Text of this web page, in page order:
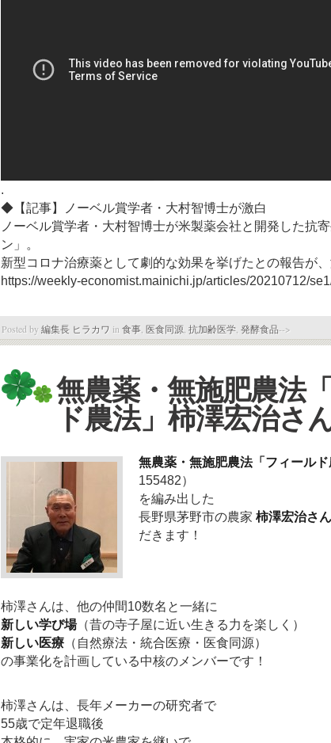
.
◆【記事】ノーベル賞学者・大村智博士が激白
ノーベル賞学者・大村智博士が米製薬会社と開発した抗
ン」。
新型コロナ治療薬として劇的な効果を挙げたとの報告が、
https://weekly-economist.mainichi.jp/articles/20210712/
Posted by編集長 ヒラカワ in 食事, 医食同源, 抗加齢医学, 発酵食品-->
無農薬・無施肥農法
ド農法」柿澤宏治さ
無農薬・無施肥農法「フィールド
155482）
を編み出した
長野県茅野市の農家 柿澤宏治さん
だきます！
柿澤さんは、他の仲間10数名と一緒に
新しい学び場（昔の寺子屋に近い生きる力を楽しく）
新しい医療 （自然療法・統合医療・医食同源）
の事業化を計画している中核のメンバーです！
柿澤さんは、長年メーカーの研究者で
55歳で定年退職後